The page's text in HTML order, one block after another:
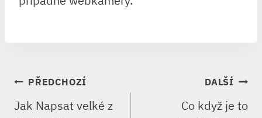
NAVIGACE
PRO
PŘEDCHOZÍ
Jak Napsat velké z
DALŠÍ
Co když je to